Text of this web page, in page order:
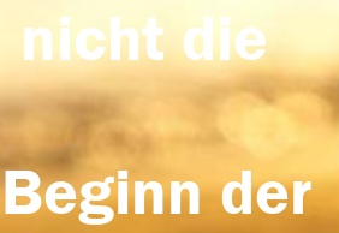
nicht die
der